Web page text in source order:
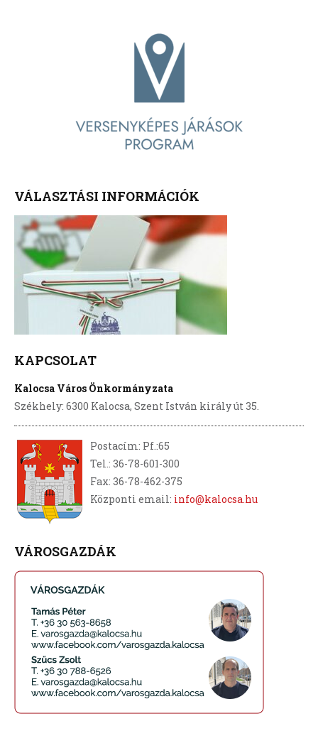
VÁLASZTÁSI INFORMÁCIÓK
KAPCSOLAT
Kalocsa Város Önkormányzata
Székhely: 6300 Kalocsa, Szent István király út 35.
Postacím: Pf.:65
Tel.: 36-78-601-300
Fax: 36-78-462-375
Központi email: info@kalocsa.hu
VÁROSGAZDÁK